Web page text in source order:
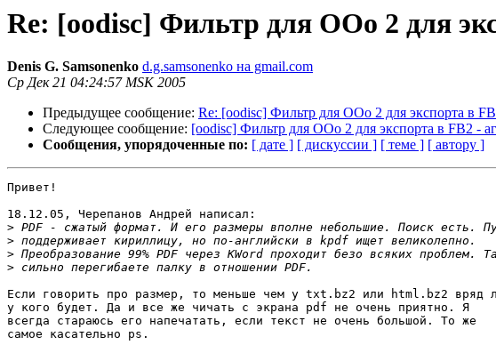
Re: [oodisc] Фильтр для OOo 2 для
Denis G. Samsonenko d.g.samsonenko на gmail.com
Ср Дек 21 04:24:57 MSK 2005
Предыдущее сообщение: Re: [oodisc] Фильтр для OOo 2 для экспорта в
Следующее сообщение: [oodisc] Фильтр для OOo 2 для экспорта в FB2 -
Сообщения, упорядоченные по: [ дате ] [ дискуссии ] [ теме ] [ автору ]
Привет!
18.12.05, Черепанов Андрей написал:
>
>
>
>
Если говорить про размер, то меньше чем у txt.bz2 или html.bz2 вряд
у кого будет. Да и все же чичать с экрана pdf не очень приятно. Я
всегда стараюсь его напечатать, если текст не очень большой. То же
самое касательно ps.